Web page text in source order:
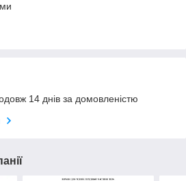
14 днів за домовленістю